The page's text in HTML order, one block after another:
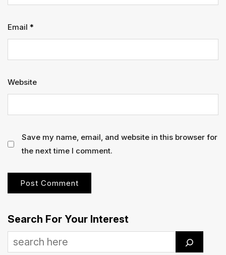
Email *
Website
Save my name, email, and website in this browser for
the next time I comment.
Search For Your Interest